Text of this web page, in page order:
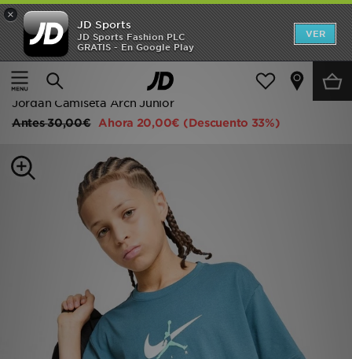
×
JD Sports
JD Sports Fashion PLC
GRATIS - En Google Play
VER
Página principal
Niños
Ropa juvenil (8-15 años)
Jordan Camiseta Arch Júnior
Antes30,00€ Ahora 20,00€ (Descuento 33%)
Hombre
Mujer
Niños
Estilo
Deportes & Fitness
TARJETA REGALO